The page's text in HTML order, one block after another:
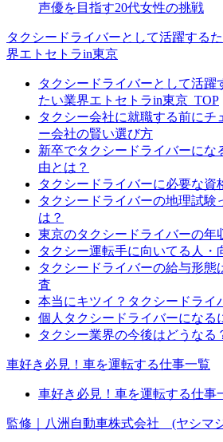
声優を目指す20代女性の挑戦
タクシードライバーとして活躍する
界エトセトラin東京
タクシードライバーとして活躍
たい業界エトセトラin東京_TOP
タクシー会社に就職する前にチ
ー会社の賢い選び方
新卒でタクシードライバーにな
由とは？
タクシードライバーに必要な資
タクシードライバーの地理試験
は？
東京のタクシードライバーの年
タクシー運転手に向いてる人・
タクシードライバーの給与形態
査
本当にキツイ？タクシードライ
個人タクシードライバーになる
タクシー業界の今後はどうなる
車好き必見！車を運転する仕事一覧
車好き必見！車を運転する仕事
監修｜八洲自動車株式会社 (ヤシマ